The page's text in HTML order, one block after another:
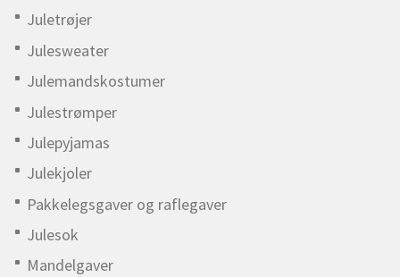
Juletrøjer
Julesweater
Julemandskostumer
Julestrømper
Julepyjamas
Julekjoler
Pakkelegsgaver og raflegaver
Julesok
Mandelgaver